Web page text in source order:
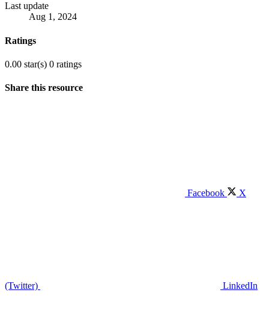
Last update
Aug 1, 2024
Ratings
0.00 star(s) 0 ratings
Share this resource
Facebook X
(Twitter) LinkedIn